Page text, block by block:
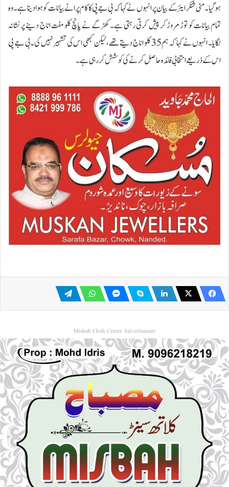
ہوگیا۔ منی شنکر ایئر کے بیان پر انہوں نے کہا کہ بی جے پی کا کام پرانے بیانات کو ہوا دینا ہے۔ وہ
تمام بیانات کو توڑ مروڑ کر پیش کرتی رہتی ہے۔ کھڑگے نے پانچ کلو مفت اناج دینے پر نشانہ
لگایا۔ انہوں نے کہا کہ ہم 35 کلو اناج دیتے تھے، لیکن کبھی اس کی تشہیر نہیں کی۔ بی جے پی
اس کے ذریعے انتخابی فائدہ حاصل کرنے کی کوشش کر رہی ہے۔
Misbah Cloth Center Advertisment